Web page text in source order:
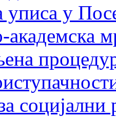
уписа у
академска